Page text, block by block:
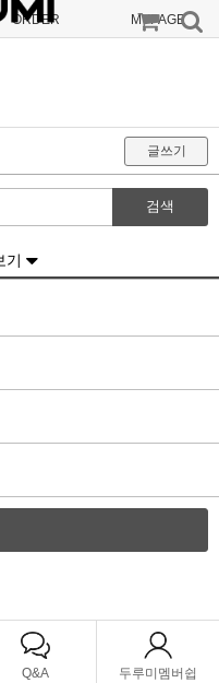
ORDER MYPAGE
글쓰기
검색
기
Q&A 두루미멤버쉽